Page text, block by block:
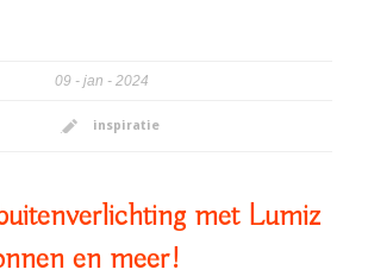
09 jan 2024
inspiratie
met Lumiz
en meer!